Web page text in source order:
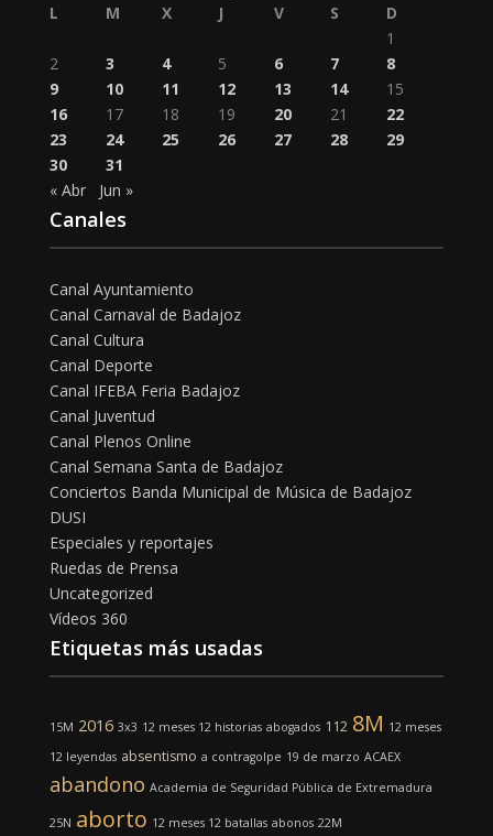
L
M X J V S
D
1
2
3 4 5 6 7
8
9
10 11 12 13 14
15
16
17 18 19 20 21
22
23
24 25 26 27 28
29
30
31
« Abr
Jun »
Canales
Canal Ayuntamiento
Canal Carnaval de Badajoz
Canal Cultura
Canal Deporte
Canal IFEBA Feria Badajoz
Canal Juventud
Canal Plenos Online
Canal Semana Santa de Badajoz
Conciertos Banda Municipal de Música de Badajoz
DUSI
Especiales y reportajes
Ruedas de Prensa
Uncategorized
Vídeos 360
Etiquetas más usadas
15M 2016 3x3 12 meses 12 historias abogados 112 8M 12 meses
12 leyendas absentismo a contragolpe 19 de marzo ACAEX
abandono Academia de Seguridad Pública de Extremadura
25N aborto 12 meses 12 batallas abonos 22M